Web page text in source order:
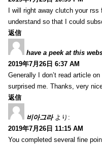
I will right away clutch your
understand so that I could
返信
have a peek at this
2019年7月26日 6:37 AM
Generally I don’t read article
surprised me. Thanks, very
返信
비아그라 より:
2019年7月26日 11:15 AM
You completed several fine